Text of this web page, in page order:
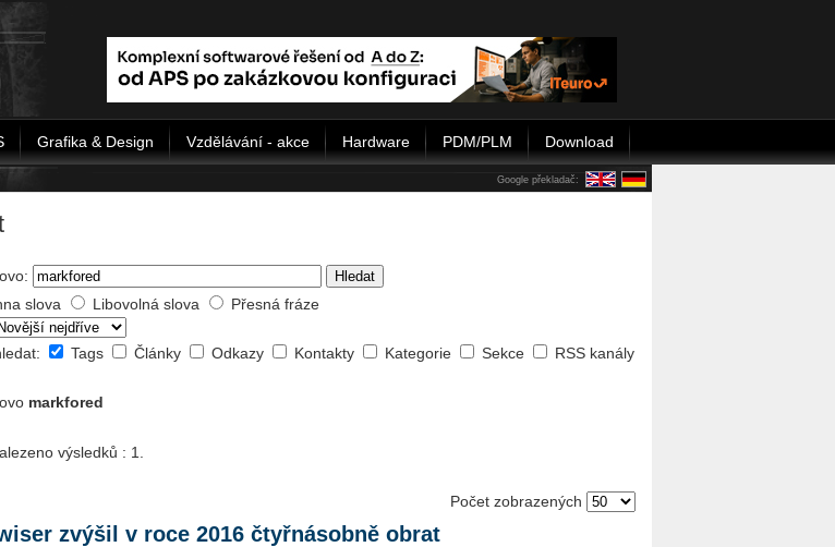
Grafika & Design Vzdělávání - akce Hardware PDM/PLM Download
Google překladač:
Hledat
slova Libovolná slova
Přesná fráze
Tags Články Odkazy Kontakty Kategorie Sekce RSS kanály
markfored
výsledků : 1.
Počet zobrazených
zvýšil v roce 2016 čtyřnásobně obrat